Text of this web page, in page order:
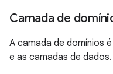
Camada de
A camada de domínios
e as camadas de dados.